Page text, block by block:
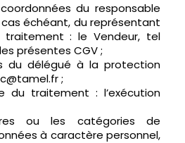
du responsable
échéant, du représentant
traitement : le Vendeur, tel
présentes CGV ;
du délégué à la protection
;
du traitement : l’exécution
ou les catégories de
à caractère personnel,